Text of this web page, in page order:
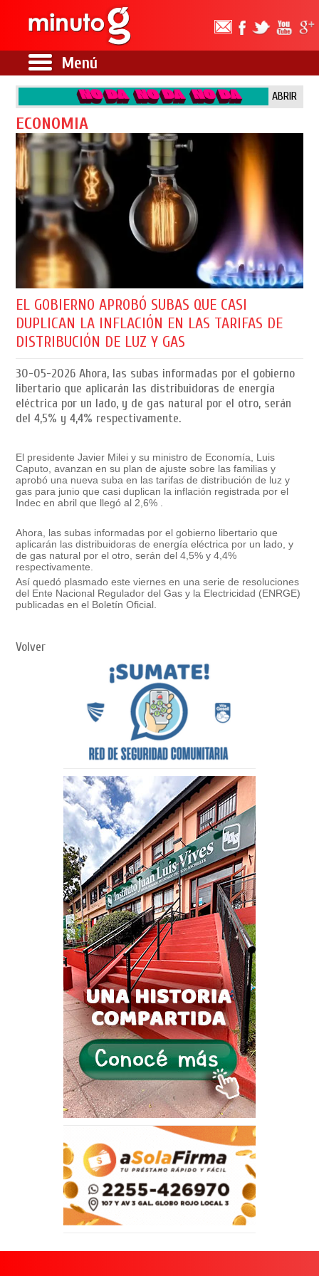
Menú
ABRIR
ECONOMIA
EL GOBIERNO APROBÓ SUBAS QUE CASI
DUPLICAN LA INFLACIÓN EN LAS TARIFAS DE
DISTRIBUCIÓN DE LUZ Y GAS
30-05-2026 Ahora, las subas informadas por el gobierno
libertario que aplicarán las distribuidoras de energía
eléctrica por un lado, y de gas natural por el otro, serán
del 4,5% y 4,4% respectivamente.
El presidente Javier Milei y su ministro de Economía, Luis
Caputo, avanzan en su plan de ajuste sobre las familias y
aprobó una nueva suba en las tarifas de distribución de luz y
gas para junio que casi duplican la inflación registrada por el
Indec en abril que llegó al 2,6% .
Ahora, las subas informadas por el gobierno libertario que
aplicarán las distribuidoras de energía eléctrica por un lado, y
de gas natural por el otro, serán del 4,5% y 4,4%
respectivamente.
Así quedó plasmado este viernes en una serie de resoluciones
del Ente Nacional Regulador del Gas y la Electricidad (ENRGE)
publicadas en el Boletín Oficial.
Volver